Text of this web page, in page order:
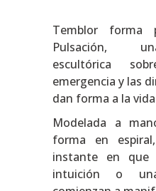
Temblor
Pulsación,
escultórica
emergencia y las
dan forma a la
Modelada a
forma en
instante en que
intuición o